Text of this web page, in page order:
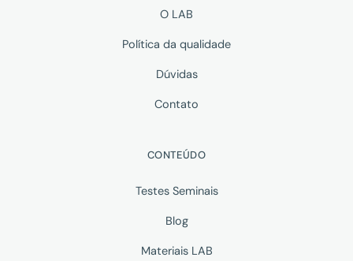
O LAB
Política da qualidade
Dúvidas
Contato
CONTEÚDO
Testes Seminais
Blog
Materiais LAB